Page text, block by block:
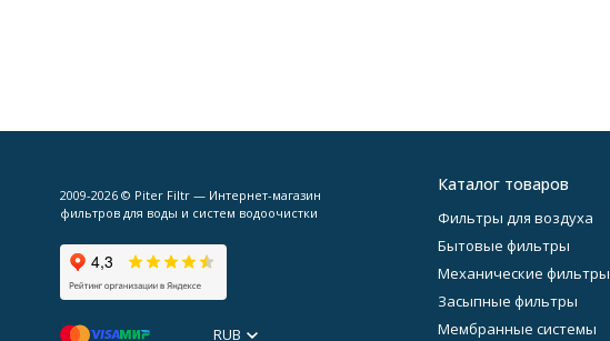
2009-2026 © Piter Filtr — Интернет-магазин
фильтров для воды и систем водоочистки
RUB
Каталог товаров
Фильтры для воздуха
Бытовые фильтры
Механические фильтры
Засыпные фильтры
Мембранные системы